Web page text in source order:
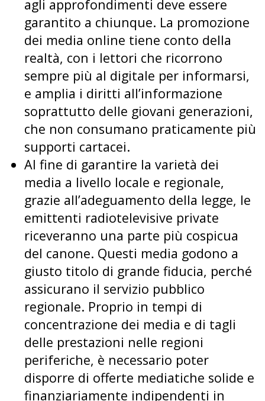
agli approfondimenti deve essere
garantito a chiunque. La promozione
dei media online tiene conto della
realtà, con i lettori che ricorrono
sempre più al digitale per informarsi,
e amplia i diritti all’informazione
soprattutto delle giovani generazioni,
che non consumano praticamente più
supporti cartacei.
Al fine di garantire la varietà dei
media a livello locale e regionale,
grazie all’adeguamento della legge, le
emittenti radiotelevisive private
riceveranno una parte più cospicua
del canone. Questi media godono a
giusto titolo di grande fiducia, perché
assicurano il servizio pubblico
regionale. Proprio in tempi di
concentrazione dei media e di tagli
delle prestazioni nelle regioni
periferiche, è necessario poter
disporre di offerte mediatiche solide e
finanziariamente indipendenti in